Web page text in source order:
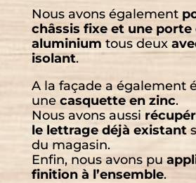
Nous avons également
châssis fixe et une porte
aluminiumtous deux
isolant.
A la façade a également
une casquette en zinc.
Nous avons aussi
le lettrage déjà existant
du magasin.
Enfin, nous avons pu
finition à l’ensemble.